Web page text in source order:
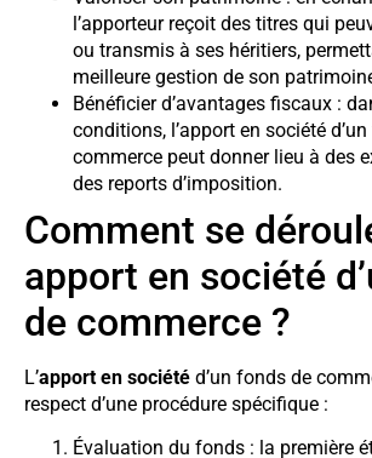
l’apporteur reçoit des titres qui
ou transmis à ses héritiers,
meilleure gestion de son
Bénéficier d’avantages fiscaux :
conditions, l’apport en société
commerce peut donner lieu à des
des reports d’imposition.
Comment se
apport en société
de commerce ?
L’apport en société d’un fonds de
respect d’une procédure spécifique :
Évaluation du fonds : la première